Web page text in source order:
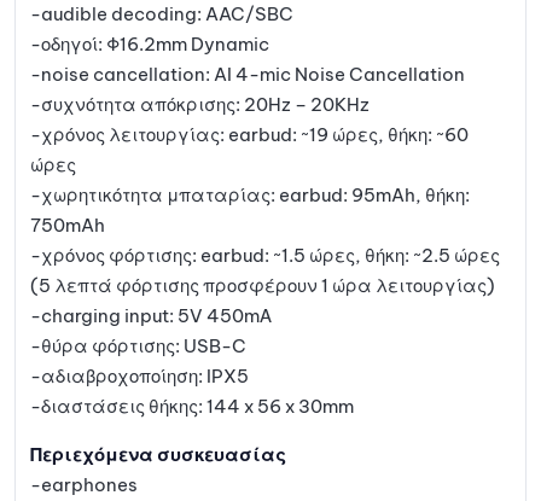
-audible decoding: AAC/SBC
-οδηγοί: Φ16.2mm Dynamic
-noise cancellation: AI 4-mic Noise Cancellation
-συχνότητα απόκρισης: 20Hz – 20KHz
-χρόνος λειτουργίας: earbud: ~19 ώρες, θήκη: ~60
ώρες
-χωρητικότητα μπαταρίας: earbud: 95mAh, θήκη:
750mAh
-χρόνος φόρτισης: earbud: ~1.5 ώρες, θήκη: ~2.5 ώρες
(5 λεπτά φόρτισης προσφέρουν 1 ώρα λειτουργίας)
-charging input: 5V 450mΑ
-θύρα φόρτισης: USB-C
-αδιαβροχοποίηση: IPX5
-διαστάσεις θήκης: 144 x 56 x 30mm
Περιεχόμενα συσκευασίας
-earphones